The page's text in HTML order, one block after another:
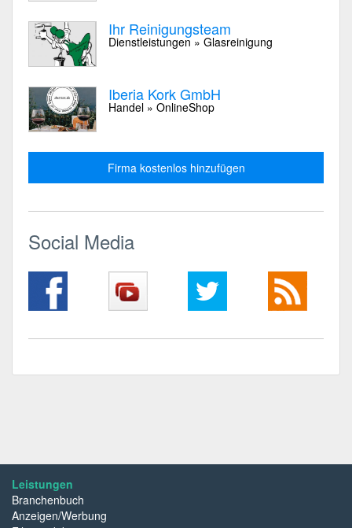
Ihr Reinigungsteam
Dienstleistungen » Glasreinigung
Iberia Kork GmbH
Handel » OnlineShop
Firma kostenlos hinzufügen
Social Media
Leistungen
Branchenbuch
Anzeigen/Werbung